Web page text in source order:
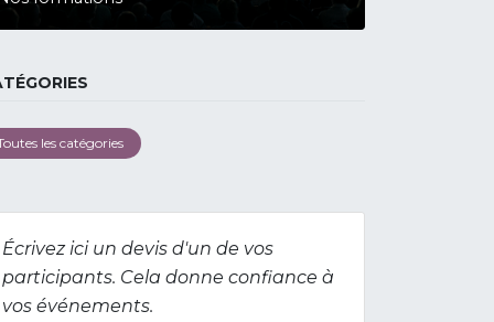
les catégories
Écrivez ici un devis d'un de vos
participants. Cela donne confiance à
vos événements.